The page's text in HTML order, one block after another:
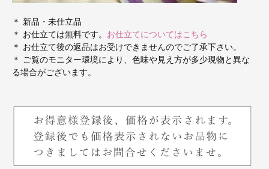
＊ 新品・未仕立品
＊ お仕立ては無料です。 お仕立てについてはこちら
＊ お仕立て後の返品はお受けできませんのでご了承下さい。
＊ ご覧のモニター環境により、色味や見え方が多少現物と異な
る場合がございます。